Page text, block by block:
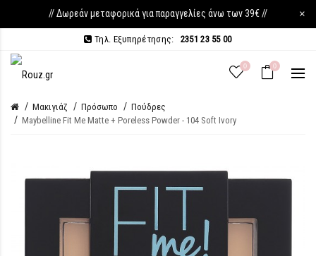
// Δωρεάν μεταφορικά για παραγγελίες άνω των 39€ // ×
Τηλ. Εξυπηρέτησης: 2351 23 55 00
0 0
Μακιγιάζ Πρόσωπο
Πούδρες
Maybelline Fit Me Matte + Poreless Powder - 104 Soft Ivory